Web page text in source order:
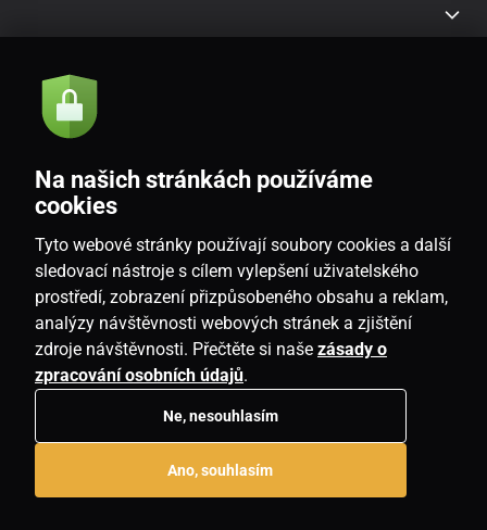
Akce a novinky e-mailem
Souhlasím sezásadami zpracování osobních údajů
CZ
www.homeville.cz
Na našich stránkách používáme
cookies
Tyto webové stránky používají soubory cookies a další
sledovací nástroje s cílem vylepšení uživatelského
prostředí, zobrazení přizpůsobeného obsahu a reklam,
analýzy návštěvnosti webových stránek a zjištění
zdroje návštěvnosti. Přečtěte si naše zásady o
zpracování osobních údajů.
Ne, nesouhlasím
Ano, souhlasím